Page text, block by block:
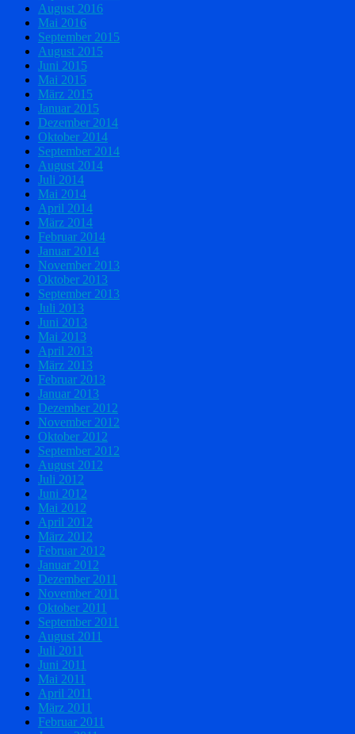
August 2016
Mai 2016
September 2015
August 2015
Juni 2015
Mai 2015
März 2015
Januar 2015
Dezember 2014
Oktober 2014
September 2014
August 2014
Juli 2014
Mai 2014
April 2014
März 2014
Februar 2014
Januar 2014
November 2013
Oktober 2013
September 2013
Juli 2013
Juni 2013
Mai 2013
April 2013
März 2013
Februar 2013
Januar 2013
Dezember 2012
November 2012
Oktober 2012
September 2012
August 2012
Juli 2012
Juni 2012
Mai 2012
April 2012
März 2012
Februar 2012
Januar 2012
Dezember 2011
November 2011
Oktober 2011
September 2011
August 2011
Juli 2011
Juni 2011
Mai 2011
April 2011
März 2011
Februar 2011